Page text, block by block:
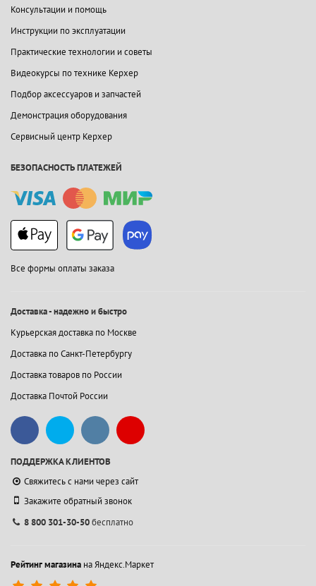
Консультации и помощь
Инструкции по эксплуатации
Практические технологии и советы
Видеокурсы по технике Керхер
Подбор аксессуаров и запчастей
Демонстрация оборудования
Сервисный центр Керхер
БЕЗОПАСНОСТЬ ПЛАТЕЖЕЙ
Все формы оплаты заказа
Доставка - надежно и быстро
Курьерская доставка по Москве
Доставка по Санкт-Петербургу
Доставка товаров по России
Доставка Почтой России
ПОДДЕРЖКА КЛИЕНТОВ
Свяжитесь с нами через сайт
Закажите обратный звонок
8 800 301-30-50бесплатно
Рейтинг магазина на Яндекс.Маркет